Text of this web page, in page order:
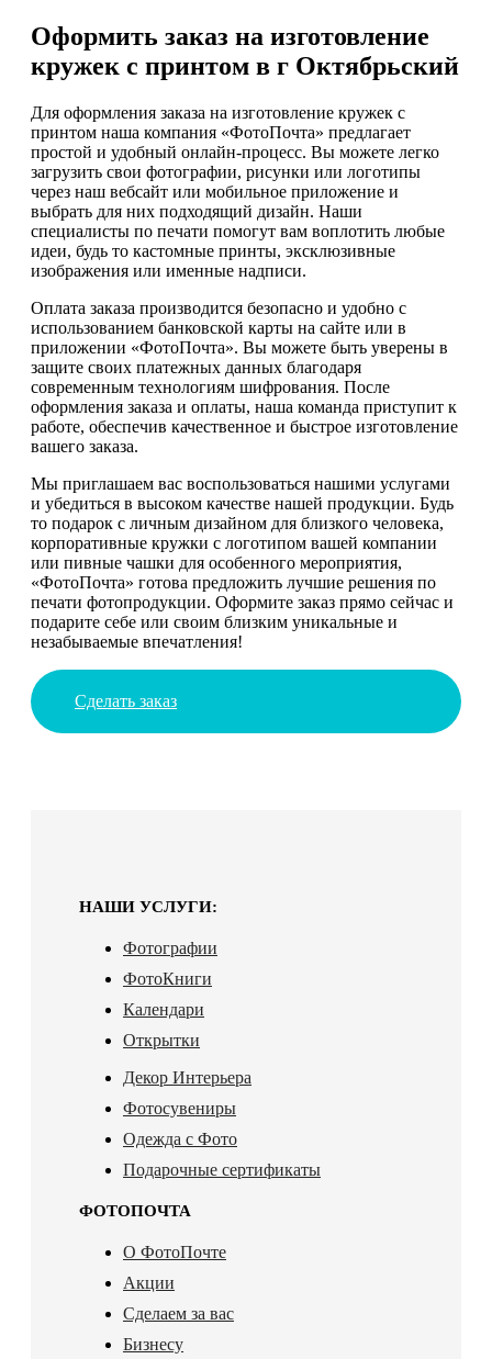
Оформить заказ на изготовление
кружек с принтом в г Октябрьский
Для оформления заказа на изготовление кружек с
принтом наша компания «ФотоПочта» предлагает
простой и удобный онлайн-процесс. Вы можете легко
загрузить свои фотографии, рисунки или логотипы
через наш вебсайт или мобильное приложение и
выбрать для них подходящий дизайн. Наши
специалисты по печати помогут вам воплотить любые
идеи, будь то кастомные принты, эксклюзивные
изображения или именные надписи.
Оплата заказа производится безопасно и удобно с
использованием банковской карты на сайте или в
приложении «ФотоПочта». Вы можете быть уверены в
защите своих платежных данных благодаря
современным технологиям шифрования. После
оформления заказа и оплаты, наша команда приступит к
работе, обеспечив качественное и быстрое изготовление
вашего заказа.
Мы приглашаем вас воспользоваться нашими услугами
и убедиться в высоком качестве нашей продукции. Будь
то подарок с личным дизайном для близкого человека,
корпоративные кружки с логотипом вашей компании
или пивные чашки для особенного мероприятия,
«ФотоПочта» готова предложить лучшие решения по
печати фотопродукции. Оформите заказ прямо сейчас и
подарите себе или своим близким уникальные и
незабываемые впечатления!
Сделать заказ
НАШИ УСЛУГИ:
Фотографии
ФотоКниги
Календари
Открытки
Декор Интерьера
Фотосувениры
Одежда с Фото
Подарочные сертификаты
ФОТОПОЧТА
О ФотоПочте
Акции
Сделаем за вас
Бизнесу